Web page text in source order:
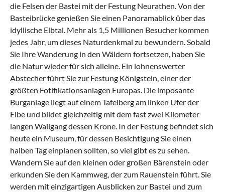
die Felsen der Bastei mit der Festung Neurathen. Von der
Basteibrücke genießen Sie einen Panoramablick über das
idyllische Elbtal. Mehr als 1,5 Millionen Besucher kommen
jedes Jahr, um dieses Naturdenkmal zu bewundern. Sobald
Sie Ihre Wanderung in den Wäldern fortsetzen, haben Sie
die Natur wieder für sich alleine. Ein lohnenswerter
Abstecher führt Sie zur Festung Königstein, einer der
größten Fotifikationsanlagen Europas. Die imposante
Burganlage liegt auf einem Tafelberg am linken Ufer der
Elbe und bildet gleichzeitig mit dem fast zwei Kilometer
langen Wallgang dessen Krone. In der Festung befindet sich
heute ein Museum, für dessen Besichtigung Sie einen
halben Tag einplanen sollten, so viel gibt es zu sehen.
Wandern Sie auf den kleinen oder großen Bärenstein oder
erkunden Sie den Kammweg, der zum Rauenstein führt. Sie
werden mit einzigartigen Ausblicken zur Bastei und zum